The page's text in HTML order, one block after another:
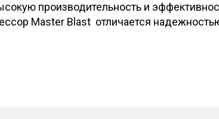
производительность и
Master Blast отличается